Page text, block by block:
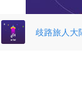
歧路旅人大